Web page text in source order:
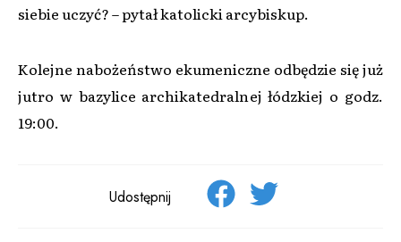
siebie uczyć? – pytał katolicki arcybiskup.
Kolejne nabożeństwo ekumeniczne odbędzie się już
jutro w bazylice archikatedralnej łódzkiej o godz.
19:00.
Udostępnij